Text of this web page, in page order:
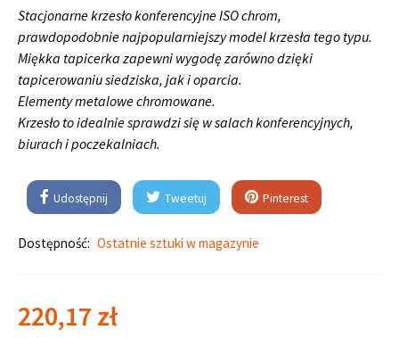
Stacjonarne krzesło konferencyjne ISO chrom,
prawdopodobnie najpopularniejszy model krzesła tego typu.
Miękka tapicerka zapewni wygodę zarówno dzięki
tapicerowaniu siedziska, jak i oparcia.
Elementy metalowe chromowane.
Krzesło to idealnie sprawdzi się w salach konferencyjnych,
biurach i poczekalniach.
Udostępnij Tweetuj Pinterest
Dostępność: Ostatnie sztuki w magazynie
220,17 zł